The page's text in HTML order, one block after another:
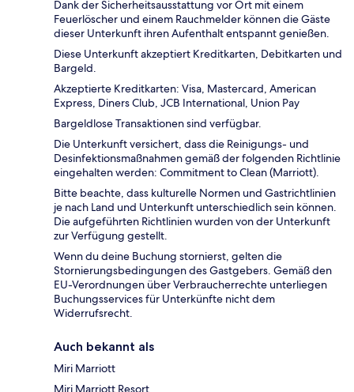
Dank der Sicherheitsausstattung vor Ort mit einem
Feuerlöscher und einem Rauchmelder können die Gäste
dieser Unterkunft ihren Aufenthalt entspannt genießen.
Diese Unterkunft akzeptiert Kreditkarten, Debitkarten und
Bargeld.
Akzeptierte Kreditkarten: Visa, Mastercard, American
Express, Diners Club, JCB International, Union Pay
Bargeldlose Transaktionen sind verfügbar.
Die Unterkunft versichert, dass die Reinigungs- und
Desinfektionsmaßnahmen gemäß der folgenden Richtlinie
eingehalten werden: Commitment to Clean (Marriott).
Bitte beachte, dass kulturelle Normen und Gastrichtlinien
je nach Land und Unterkunft unterschiedlich sein können.
Die aufgeführten Richtlinien wurden von der Unterkunft
zur Verfügung gestellt.
Wenn du deine Buchung stornierst, gelten die
Stornierungsbedingungen des Gastgebers. Gemäß den
EU-Verordnungen über Verbraucherrechte unterliegen
Buchungsservices für Unterkünfte nicht dem
Widerrufsrecht.
Auch bekannt als
Miri Marriott
Miri Marriott Resort